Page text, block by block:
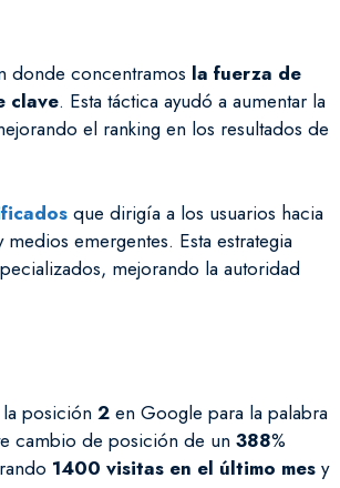
donde concentramos la fuerza de
clave. Esta táctica ayudó a aumentar la
el ranking en los resultados de
que dirigía a los usuarios hacia
emergentes. Esta estrategia
mejorando la autoridad
posición 2 en Google para la palabra
cambio de posición de un 388%
1400 visitas en el último mes y